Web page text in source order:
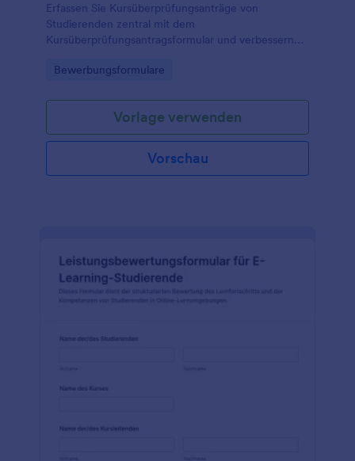
Erfassen Sie Kursüberprüfungsanträge von
Studierenden zentral mit dem
Kursüberprüfungsantragsformular und verbessern
Prüfungsämter mit einer anpassbaren
Go to Category:
Bewerbungsformulare
Vorlage verwenden
Vorschau